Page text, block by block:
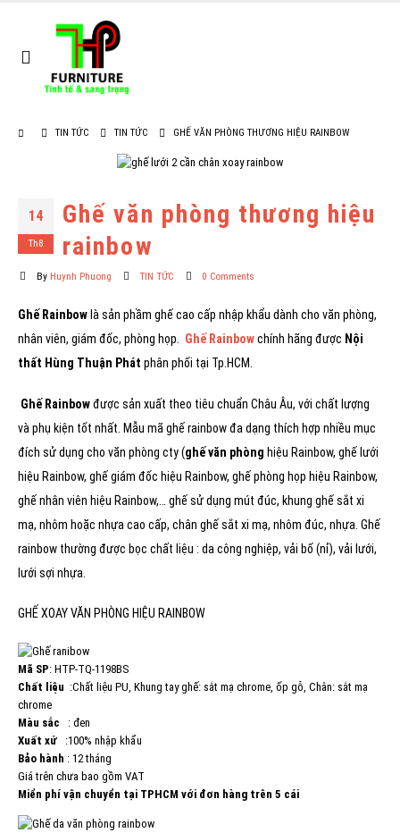
TIN TỨC TIN TỨC GHẾ VĂN PHÒNG THƯƠNG HIỆU RAINBOW
14
Th8
Ghế văn phòng thương hiệu
rainbow
By Huynh Phuong TIN TỨC 0 Comments
Ghế Rainbow là sản phầm ghế cao cấp nhập khẩu dành cho văn phòng,
nhân viên, giám đốc, phòng họp. Ghế Rainbowchính hãng được Nội
thất Hùng Thuận Phát phân phối tại Tp.HCM.
Ghế Rainbowđược sản xuất theo tiêu chuẩn Châu Âu, với chất lượng
và phụ kiện tốt nhất. Mẫu mã ghế rainbow đa dạng thích hợp nhiều mục
đích sử dụng cho văn phòng cty (ghế văn phòng hiệu Rainbow, ghế lưới
hiệu Rainbow, ghế giám đốc hiệu Rainbow, ghế phòng họp hiệu Rainbow,
ghế nhân viên hiệu Rainbow,… ghế sử dụng mút đúc, khung ghế sắt xi
mạ, nhôm hoặc nhựa cao cấp, chân ghế sắt xi mạ, nhôm đúc, nhựa. Ghế
rainbow thường được bọc chất liệu : da công nghiệp, vải bố (nỉ), vải lưới,
lưới sợi nhựa.
GHẾ XOAY VĂN PHÒNG HIỆU RAINBOW
Mã SP: HTP-TQ-1198BS
Chất liệu :Chất liệu PU, Khung tay ghế: sắt mạ chrome, ốp gỗ, Chân: sắt mạ
chrome
Màu sắc
: đen
Xuất xứ
:100% nhập khẩu
Bảo hành : 12 tháng
Giá trên chưa bao gồm VAT
Miển phí vận chuyển tại TPHCM với đơn hàng trên 5 cái